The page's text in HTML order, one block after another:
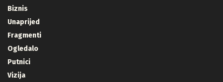
Biznis
Unaprijed
Fragmenti
Ogledalo
Putnici
Vizija